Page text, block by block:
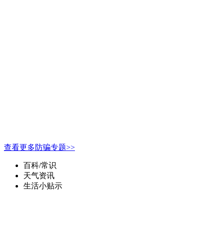
查看更多防骗专题>>
百科/常识
天气资讯
生活小贴示